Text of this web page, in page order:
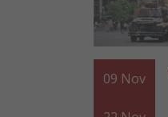
09 Nov